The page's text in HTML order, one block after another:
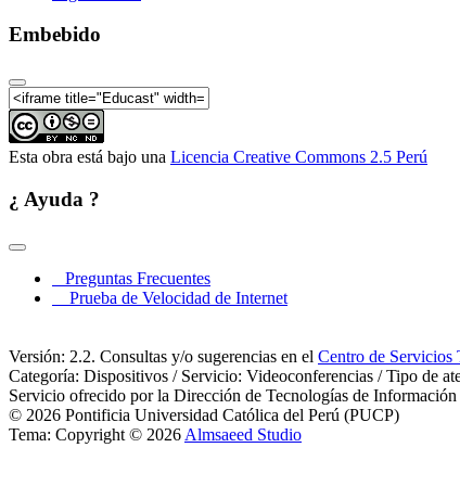
Embebido
Esta obra está bajo una Licencia Creative Commons 2.5 Perú
¿ Ayuda ?
Preguntas Frecuentes
Prueba de Velocidad de Internet
Versión: 2.2. Consultas y/o sugerencias en el Centro de Servicios
Categoría: Dispositivos / Servicio: Videoconferencias / Tipo de
Servicio ofrecido por la Dirección de Tecnologías de
© 2026 Pontificia Universidad Católica del Perú (PUCP)
Tema: Copyright © 2026 Almsaeed Studio